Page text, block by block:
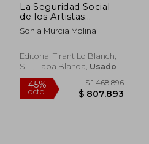
45%
dcto.
$ 176.982
$ 97.340
La Seguridad Social
de los Artistas
Profesionales en
Espectáculos
(Monografías)
Sonia Murcia Molina
Editorial Tirant Lo Blanch,
S.L., Tapa Blanda, Usado